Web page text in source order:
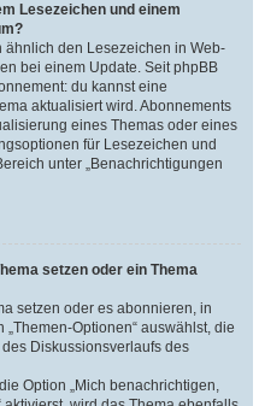
Lesezeichen und einem
ähnlich den Lesezeichen in Web-
bei einem Update. Seit phpBB
du kannst eine
aktualisiert wird. Abonnements
eines Themas oder eines
für Lesezeichen und
unter „Benachrichtigungen
setzen oder ein Thema
setzen oder es abonnieren, in
Optionen“ auswählst, die
Diskussionsverlaufs des
Option „Mich benachrichtigen,